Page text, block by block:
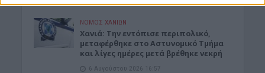
ΝΟΜΌΣ ΧΑΝΊΩΝ
Χανιά: Την εντόπισε περιπολικό,
μεταφέρθηκε στο Αστυνομικό Τμήμα
και λίγες ημέρες μετά βρέθηκε νεκρή
6 Αυγούστου 2026 16:57